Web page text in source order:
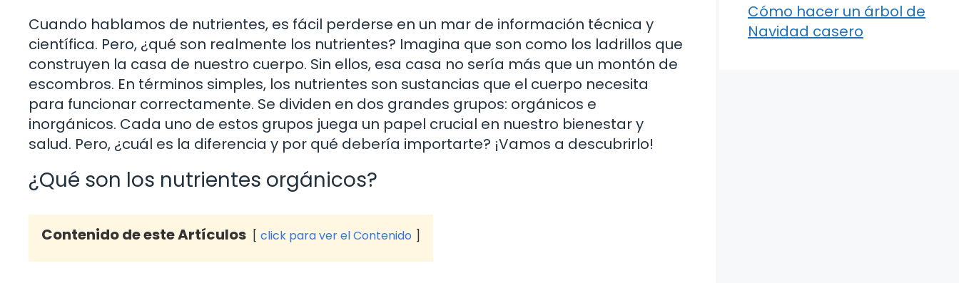
Cuando hablamos de nutrientes, es fácil perderse en un mar de información técnica y
científica. Pero, ¿qué son realmente los nutrientes? Imagina que son como los ladrillos que
construyen la casa de nuestro cuerpo. Sin ellos, esa casa no sería más que un montón de
escombros. En términos simples, los nutrientes son sustancias que el cuerpo necesita
para funcionar correctamente. Se dividen en dos grandes grupos: orgánicos e
inorgánicos. Cada uno de estos grupos juega un papel crucial en nuestro bienestar y
salud. Pero, ¿cuál es la diferencia y por qué debería importarte? ¡Vamos a descubrirlo!
¿Qué son los nutrientes orgánicos?
Contenido de este Artículos click para ver el Contenido
Cómo hacer un árbol de
Navidad casero